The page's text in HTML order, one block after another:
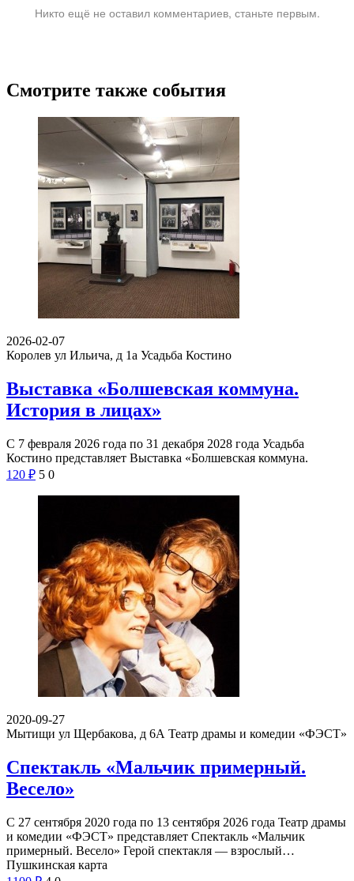
Никто ещё не оставил комментариев, станьте первым.
Смотрите также события
2026-02-07
Королев ул Ильича, д 1а Усадьба Костино
Выставка «Болшевская коммуна.
История в лицах»
С 7 февраля 2026 года по 31 декабря 2028 года Усадьба
Костино представляет Выставка «Болшевская коммуна.
120 ₽ 5 0
2020-09-27
Мытищи ул Щербакова, д 6А Театр драмы и комедии «ФЭСТ»
Спектакль «Мальчик примерный.
Весело»
С 27 сентября 2020 года по 13 сентября 2026 года Театр драмы
и комедии «ФЭСТ» представляет Спектакль «Мальчик
примерный. Весело» Герой спектакля — взрослый…
Пушкинская карта